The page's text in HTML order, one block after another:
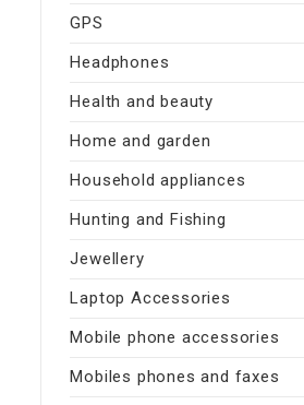
GPS
Headphones
Health and beauty
Home and garden
Household appliances
Hunting and Fishing
Jewellery
Laptop Accessories
Mobile phone accessories
Mobiles phones and faxes